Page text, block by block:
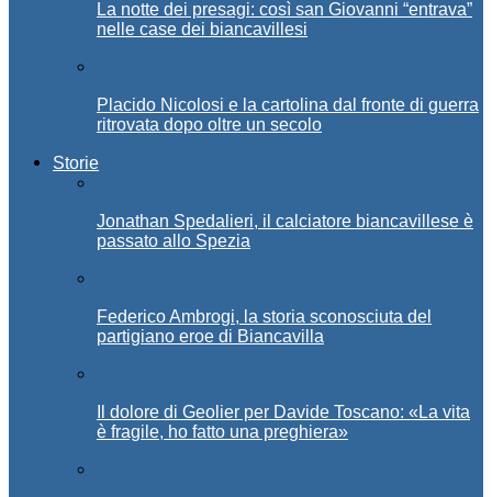
La notte dei presagi: così san Giovanni “entrava”
nelle case dei biancavillesi
Placido Nicolosi e la cartolina dal fronte di guerra
ritrovata dopo oltre un secolo
Storie
Jonathan Spedalieri, il calciatore biancavillese è
passato allo Spezia
Federico Ambrogi, la storia sconosciuta del
partigiano eroe di Biancavilla
Il dolore di Geolier per Davide Toscano: «La vita
è fragile, ho fatto una preghiera»